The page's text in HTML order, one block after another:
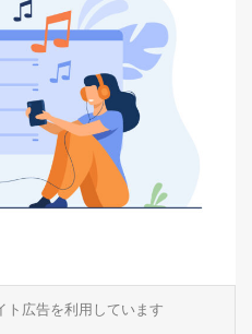
ト広告を利用しています